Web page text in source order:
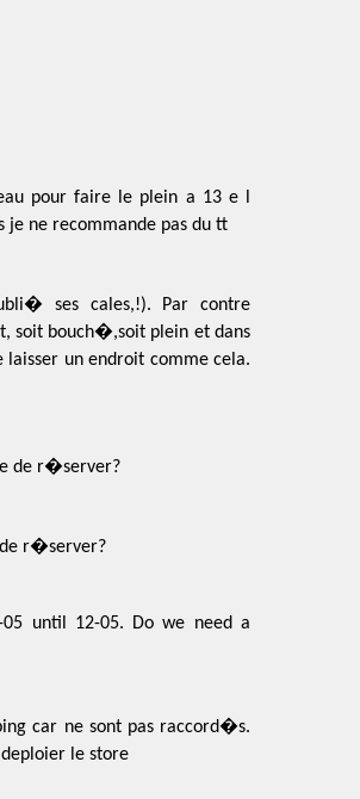
pour faire le plein a 13 e l
ne recommande pas du tt
ses cales,!). Par contre
soit bouch�,soit plein et dans
un endroit comme cela.
de r�server?
r�server?
until 12-05. Do we need a
car ne sont pas raccord�s.
le store